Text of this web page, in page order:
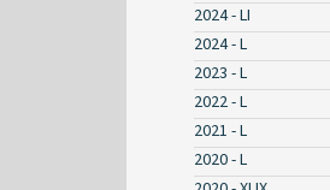
2024 - LI
2024 - L
2023 - L
2022 - L
2021 - L
2020 - L